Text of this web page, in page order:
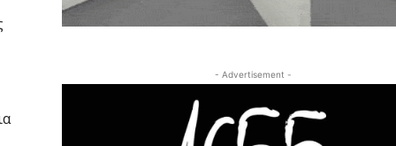
- Advertisement -